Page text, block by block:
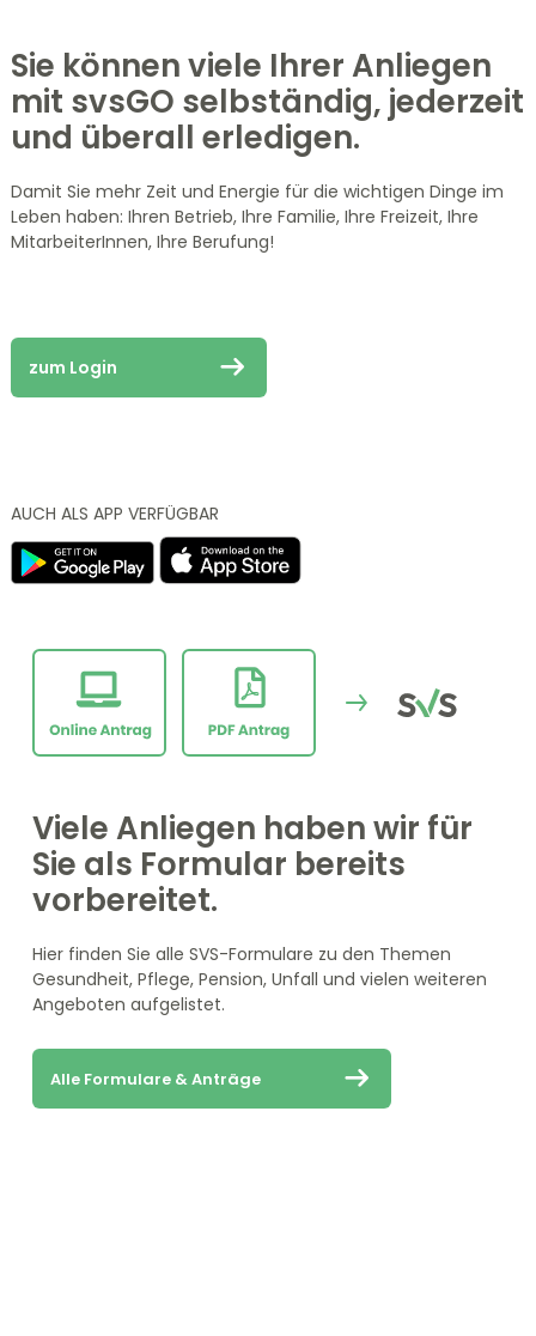
Sie können viele Ihrer Anliegen
mit svsGO selbständig, jederzeit
und überall erledigen.
Damit Sie mehr Zeit und Energie für die wichtigen Dinge im
Leben haben: Ihren Betrieb, Ihre Familie, Ihre Freizeit, Ihre
MitarbeiterInnen, Ihre Berufung!
zum Login
AUCH ALS APP VERFÜGBAR
Viele Anliegen haben wir für
Sie als Formular bereits
vorbereitet.
Hier finden Sie alle SVS-Formulare zu den Themen
Gesundheit, Pflege, Pension, Unfall und vielen weiteren
Angeboten aufgelistet.
Alle Formulare & Anträge